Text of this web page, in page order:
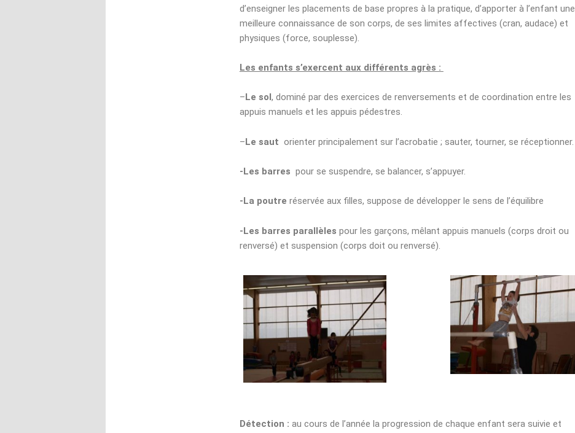
d’enseigner les placements de base propres à la pratique, d’apporter à l’enfant une
meilleure connaissance de son corps, de ses limites affectives (cran, audace) et
physiques (force, souplesse).
Les enfants s’exercent aux différents agrès :
– Le sol , dominé par des exercices de renversements et de coordination entre les
appuis manuels et les appuis pédestres.
–Le saut orienter principalement sur l’acrobatie ; sauter, tourner, se réceptionner.
-Les barres pour se suspendre, se balancer, s’appuyer.
-La poutre réservée aux filles, suppose de développer le sens de l’équilibre
-Les barres parallèles pour les garçons, mêlant appuis manuels (corps droit ou
renversé) et suspension (corps doit ou renversé).
Détection : au cours de l’année la progression de chaque enfant sera suivie et